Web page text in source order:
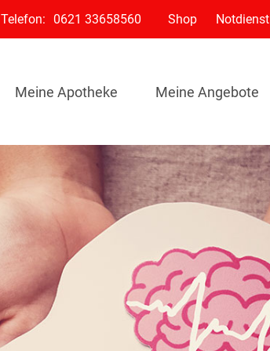
Telefon: 0621 33658560 Shop Notdienst
Meine Apotheke Meine Angebote